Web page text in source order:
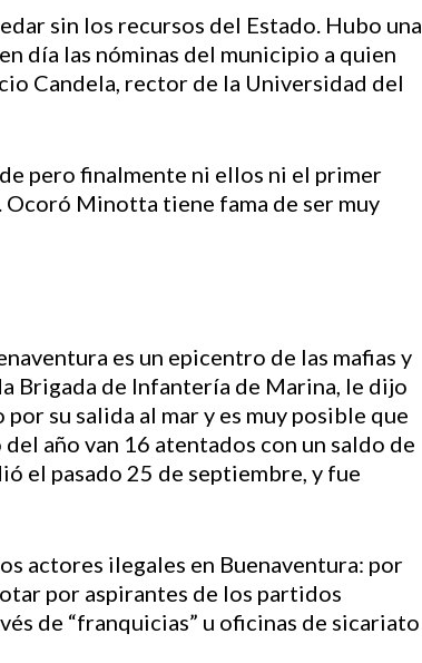
sin los recursos del Estado. Hubo una
día las nóminas del municipio a quien
Candela, rector de la Universidad del
pero finalmente ni ellos ni el primer
Minotta tiene fama de ser muy
es un epicentro de las mafias y
Brigada de Infantería de Marina, le dijo
su salida al mar y es muy posible que
año van 16 atentados con un saldo de
el pasado 25 de septiembre, y fue
actores ilegales en Buenaventura: por
por aspirantes de los partidos
de “franquicias” u oficinas de sicariato